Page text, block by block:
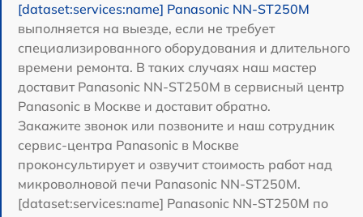
[dataset:services:name] Panasonic NN-ST250M
выполняется на выезде, если не требует
специализированного оборудования и длительного
времени ремонта. В таких случаях наш мастер
доставит Panasonic NN-ST250M в сервисный центр
Panasonic в Москве и доставит обратно.
Закажите звонок или позвоните и наш сотрудник
сервис-центра Panasonic в Москве
проконсультирует и озвучит стоимость работ над
микроволновой печи Panasonic NN-ST250M.
[dataset:services:name] Panasonic NN-ST250M по